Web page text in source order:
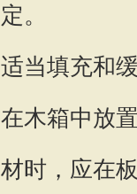
定。
适当填充和缓
在木箱中放
材时，应在